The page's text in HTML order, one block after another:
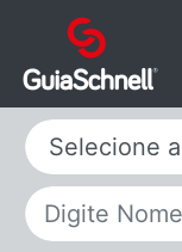
Selecione a cidade